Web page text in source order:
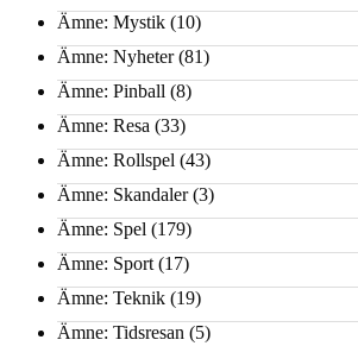
Ämne: Mystik (10)
Ämne: Nyheter(81)
Ämne: Pinball (8)
Ämne: Resa (33)
Ämne: Rollspel (43)
Ämne: Skandaler(3)
Ämne: Spel (179)
Ämne: Sport (17)
Ämne: Teknik (19)
Ämne: Tidsresan (5)